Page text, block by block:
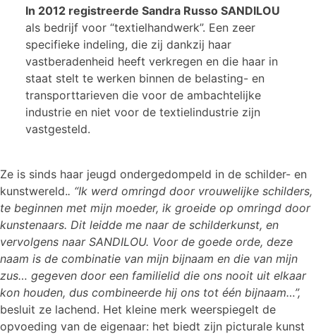
In 2012 registreerde Sandra Russo SANDILOU
als bedrijf voor “textielhandwerk”. Een zeer
specifieke indeling, die zij dankzij haar
vastberadenheid heeft verkregen en die haar in
staat stelt te werken binnen de belasting- en
transporttarieven die voor de ambachtelijke
industrie en niet voor de textielindustrie zijn
vastgesteld.
Ze is sinds haar jeugd ondergedompeld in de schilder- en
kunstwereld.. “Ik werd omringd door vrouwelijke schilders,
te beginnen met mijn moeder, ik groeide op omringd door
kunstenaars. Dit leidde me naar de schilderkunst, en
vervolgens naar SANDILOU. Voor de goede orde, deze
naam is de combinatie van mijn bijnaam en die van mijn
zus… gegeven door een familielid die ons nooit uit elkaar
kon houden, dus combineerde hij ons tot één bijnaam…”,
besluit ze lachend. Het kleine merk weerspiegelt de
opvoeding van de eigenaar: het biedt zijn picturale kunst